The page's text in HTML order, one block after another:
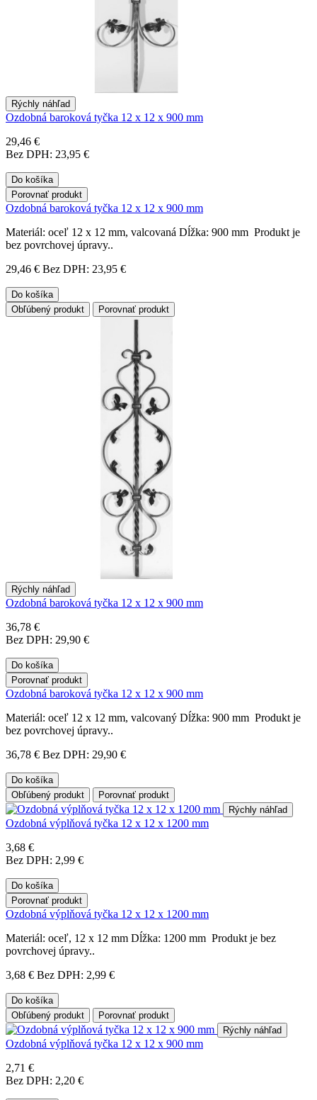
Rýchly náhľad
Ozdobná baroková tyčka 12 x 12 x 900 mm
29,46 €
Bez DPH: 23,95 €
Do košíka
Porovnať produkt
Ozdobná baroková tyčka 12 x 12 x 900 mm
Materiál: oceľ 12 x 12 mm, valcovaná Dĺžka: 900 mm Produkt je
bez povrchovej úpravy..
29,46 € Bez DPH: 23,95 €
Do košíka
Obľúbený produkt
Porovnať produkt
Rýchly náhľad
Ozdobná baroková tyčka 12 x 12 x 900 mm
36,78 €
Bez DPH: 29,90 €
Do košíka
Porovnať produkt
Ozdobná baroková tyčka 12 x 12 x 900 mm
Materiál: oceľ 12 x 12 mm, valcovaný Dĺžka: 900 mm Produkt je
bez povrchovej úpravy..
36,78 € Bez DPH: 29,90 €
Do košíka
Obľúbený produkt
Porovnať produkt
Rýchly náhľad
Ozdobná výplňová tyčka 12 x 12 x 1200 mm
3,68 €
Bez DPH: 2,99 €
Do košíka
Porovnať produkt
Ozdobná výplňová tyčka 12 x 12 x 1200 mm
Materiál: oceľ, 12 x 12 mm Dĺžka: 1200 mm Produkt je bez
povrchovej úpravy..
3,68 € Bez DPH: 2,99 €
Do košíka
Obľúbený produkt
Porovnať produkt
Rýchly náhľad
Ozdobná výplňová tyčka 12 x 12 x 900 mm
2,71 €
Bez DPH: 2,20 €